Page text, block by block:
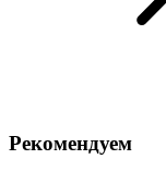
Рекомендуем